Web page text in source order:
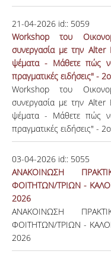
21-04-2026 id:: 5059
Workshop του
συνεργασία με την Alter
ψέματα - Μάθετε πώς
πραγματικές ειδήσεις" -
Workshop του
συνεργασία με την Alter
ψέματα - Μάθετε πώς
πραγματικές ειδήσεις" -
03-04-2026 id:: 5055
ΑΝΑΚΟΙΝΩΣΗ
ΦΟΙΤΗΤΩΝ/ΤΡΙΩΝ -
2026​​​​​​​
ΑΝΑΚΟΙΝΩΣΗ
ΦΟΙΤΗΤΩΝ/ΤΡΙΩΝ -
2026